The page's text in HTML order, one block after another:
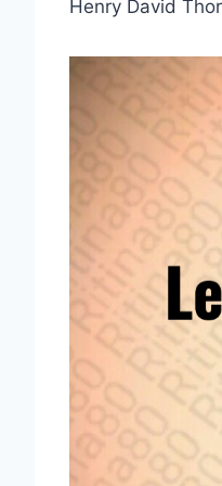
Henry David